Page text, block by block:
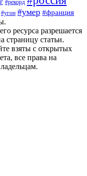
#рекорд
#угон #умер #франция
ресурса разрешается
страницу статьи.
взяты с открытых
все права на